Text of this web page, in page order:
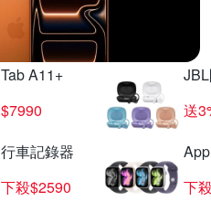
Tab A11+
$7990
送
行車記錄器
下殺$2590
下